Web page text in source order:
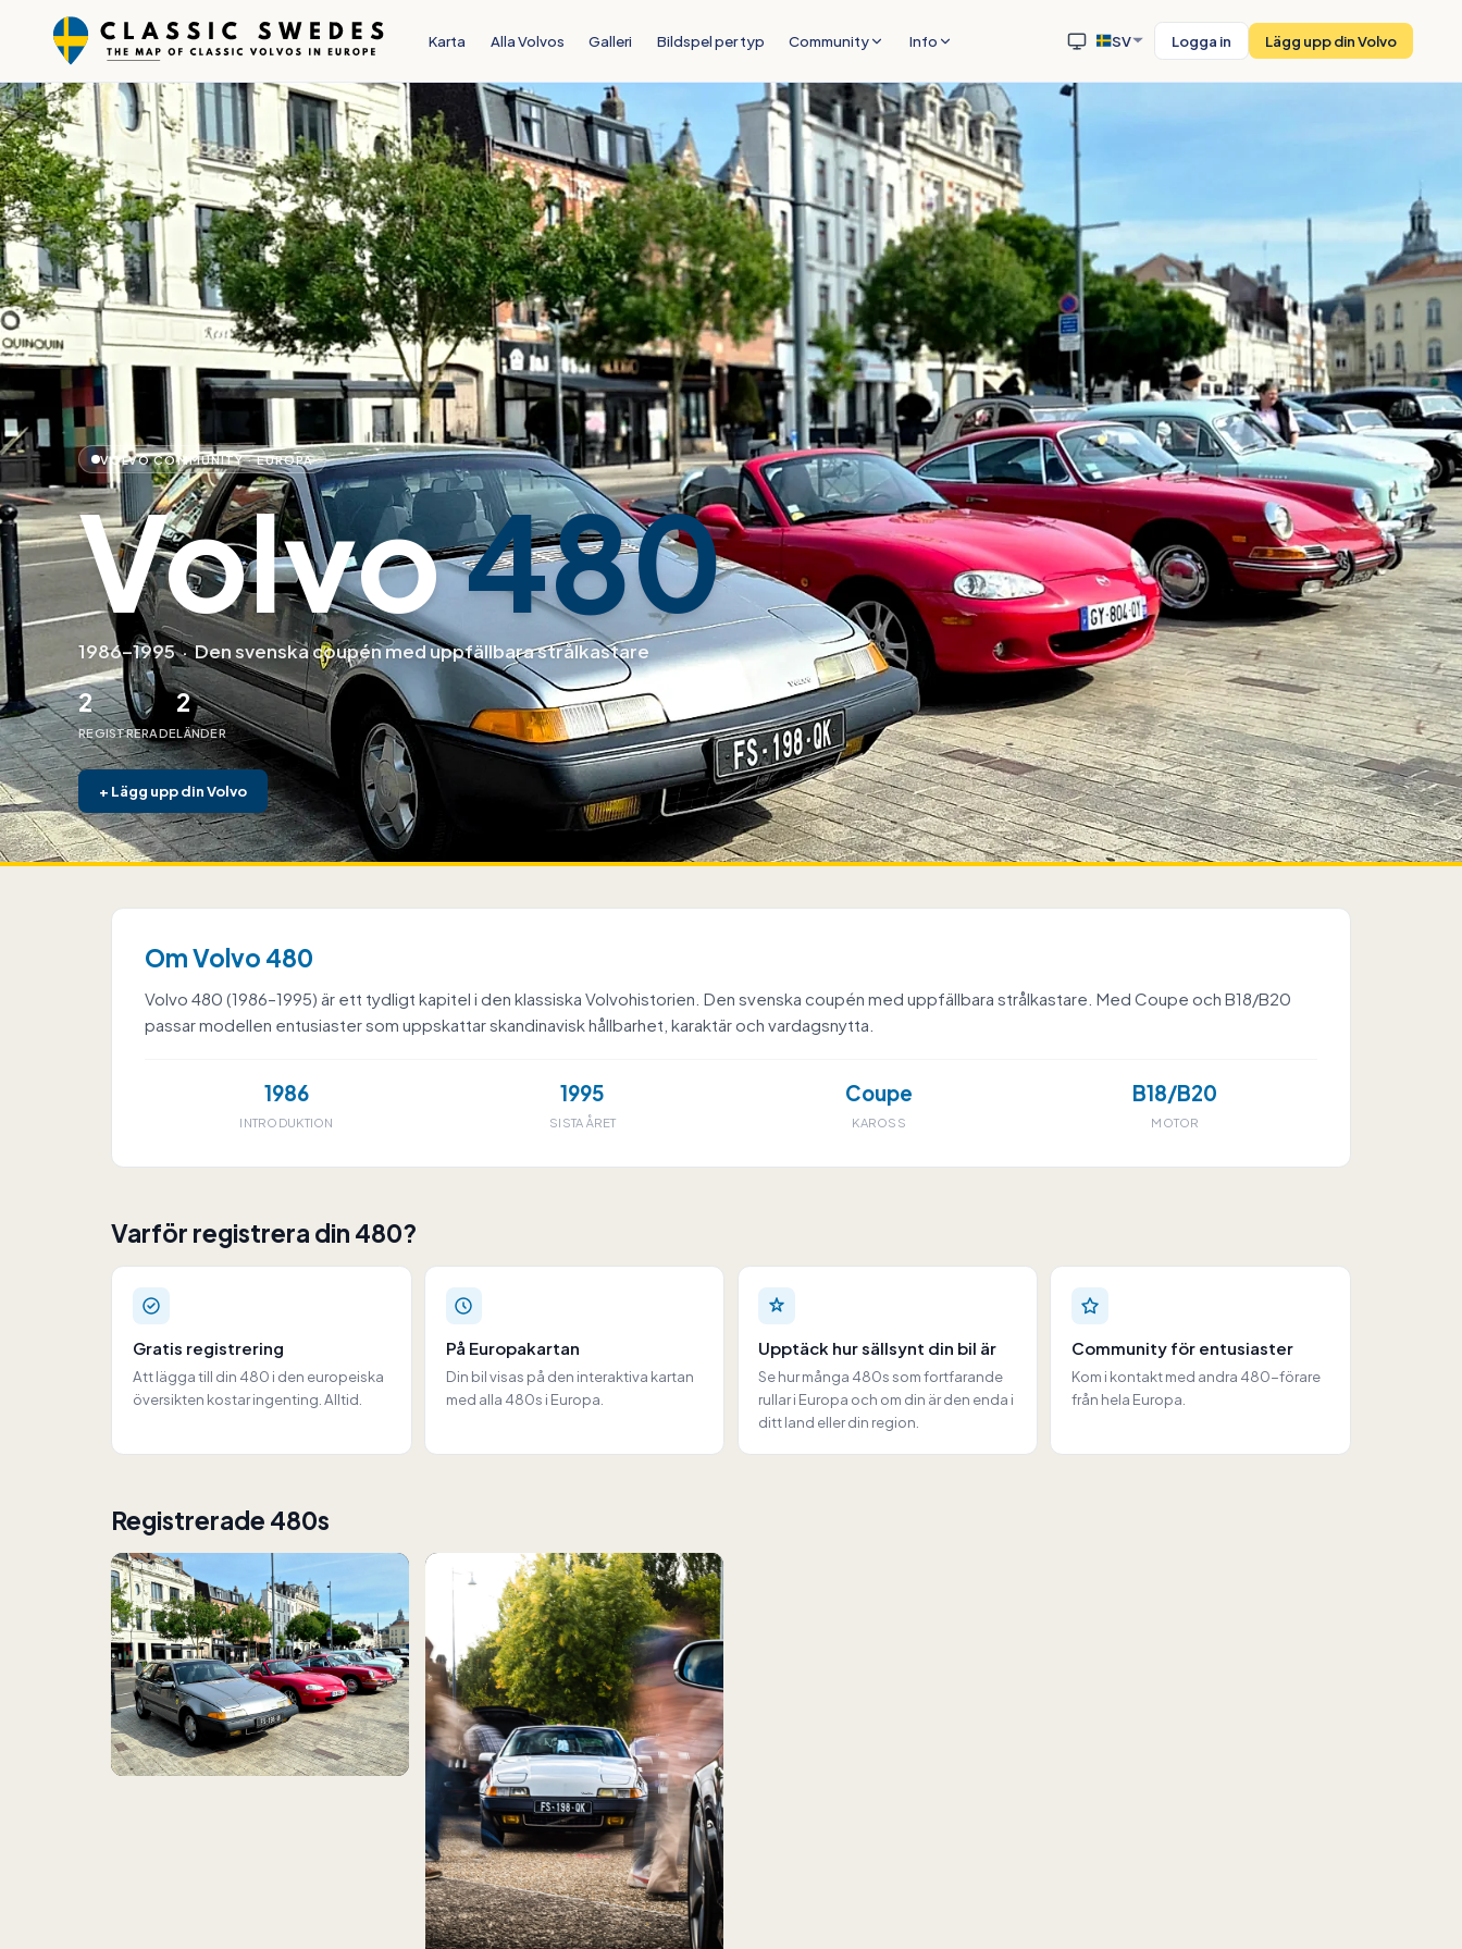
Karta Alla Volvos Galleri Bildspel per typ Community Info SV Logga in Lägg upp din Volvo
VOLVO COMMUNITY · EUROPA
Volvo480
1986–1995·Den svenska coupén med uppfällbara strålkastare
2
REGISTRERADE
2
LÄNDER
+ Lägg upp din Volvo
Om Volvo 480
Volvo 480 (1986–1995) är ett tydligt kapitel i den klassiska Volvohistorien. Den svenska coupén med uppfällbara strålkastare. Med Coupe och B18/B20
passar modellen entusiaster som uppskattar skandinavisk hållbarhet, karaktär och vardagsnytta.
1986
INTRODUKTION
1995
SISTA ÅRET
Coupe
KAROSS
B18/B20
MOTOR
Varför registrera din 480?
Gratis registrering
Att lägga till din 480 i den europeiska
översikten kostar ingenting. Alltid.
På Europakartan
Din bil visas på den interaktiva kartan
med alla 480s i Europa.
Upptäck hur sällsynt din bil är
Se hur många 480s som fortfarande
rullar i Europa och om din är den enda i
ditt land eller din region.
Community för entusiaster
Kom i kontakt med andra 480-förare
från hela Europa.
Registrerade 480s